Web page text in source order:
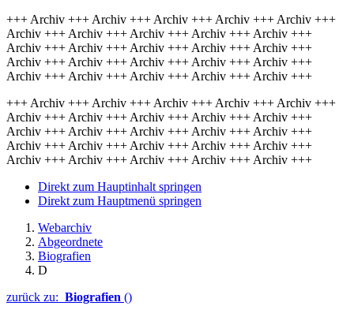
+++ Archiv +++ Archiv +++ Archiv +++ Archiv +++ Archiv +++
Archiv +++ Archiv +++ Archiv +++ Archiv +++ Archiv +++
Archiv +++ Archiv +++ Archiv +++ Archiv +++ Archiv +++
Archiv +++ Archiv +++ Archiv +++ Archiv +++ Archiv +++
Archiv +++ Archiv +++ Archiv +++ Archiv +++ Archiv +++
+++ Archiv +++ Archiv +++ Archiv +++ Archiv +++ Archiv +++
Archiv +++ Archiv +++ Archiv +++ Archiv +++ Archiv +++
Archiv +++ Archiv +++ Archiv +++ Archiv +++ Archiv +++
Archiv +++ Archiv +++ Archiv +++ Archiv +++ Archiv +++
Archiv +++ Archiv +++ Archiv +++ Archiv +++ Archiv +++
Direkt zum Hauptinhalt springen
Direkt zum Hauptmenü springen
Webarchiv
Abgeordnete
Biografien
D
zurück zu: Biografien ()